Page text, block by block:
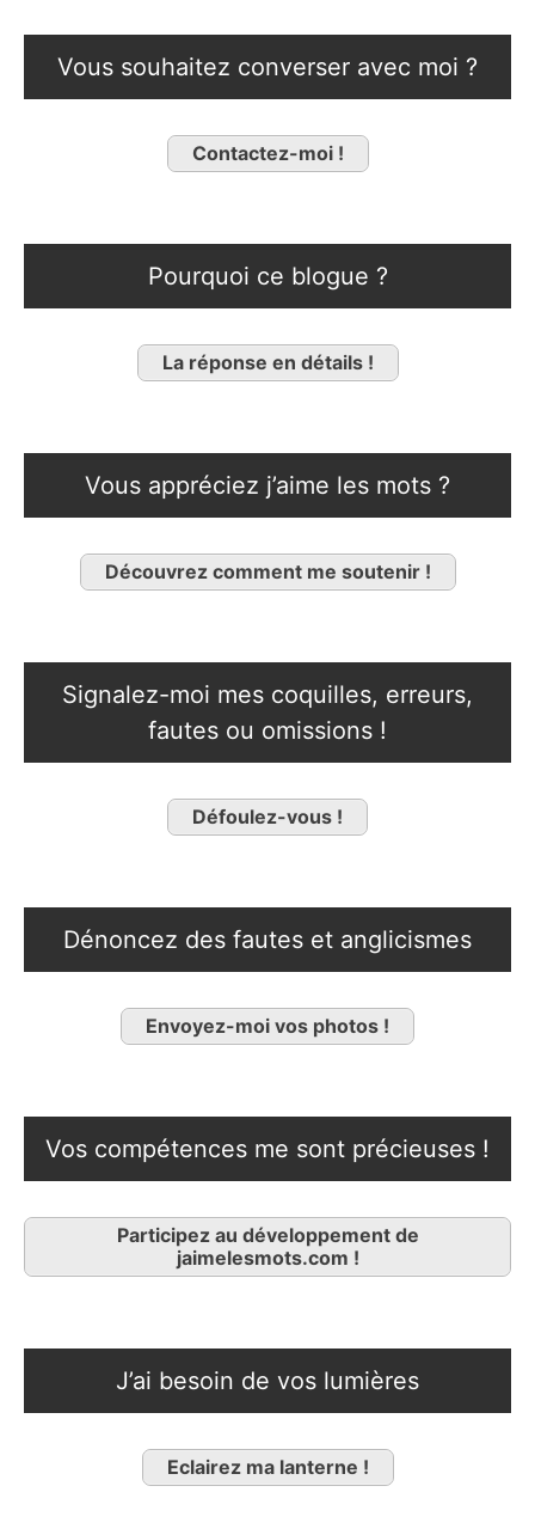
Vous souhaitez converser avec moi ?
Contactez-moi !
Pourquoi ce blogue ?
La réponse en détails !
Vous appréciez j’aime les mots ?
Découvrez comment me soutenir !
Signalez-moi mes coquilles, erreurs,
fautes ou omissions !
Défoulez-vous !
Dénoncez des fautes et anglicismes
Envoyez-moi vos photos !
Vos compétences me sont précieuses !
Participez au développement de
jaimelesmots.com !
J’ai besoin de vos lumières
Eclairez ma lanterne !